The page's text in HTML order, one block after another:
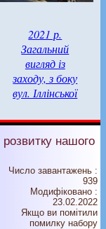
2021 р.
Загальний
вигляд із
заходу, з боку
вул. Іллінської
розвитку нашого
Число завантажень :
939
Модифіковано :
23.02.2022
Якщо ви помітили
помилку набору